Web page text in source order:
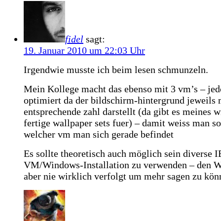
fidel sagt:
19. Januar 2010 um 22:03 Uhr
Irgendwie musste ich beim lesen schmunzeln.
Mein Kollege macht das ebenso mit 3 vm’s –
optimiert da der bildschirm-hintergrund jeweils
entsprechende zahl darstellt (da gibt es meines
fertige wallpaper sets fuer) – damit weiss man
welcher vm man sich gerade befindet
Es sollte theoretisch auch möglich sein diverse